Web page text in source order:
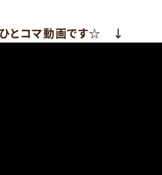
とコマ動画です☆ ↓